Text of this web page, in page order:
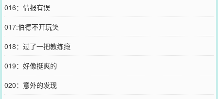
016：情报有误
017:伯德不开玩笑
018：过了一把教练瘾
019：好像挺爽的
020：意外的发现